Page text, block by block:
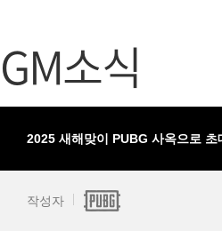
프렌즈팝콘
프렌즈타운
GM소식
2025 새해맞이 PUBG 사옥으로
작성자